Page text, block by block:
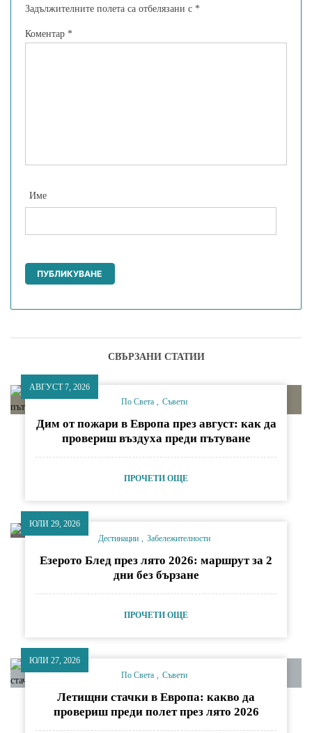
Задължителните полета са отбелязани с *
Коментар *
Име
СВЪРЗАНИ СТАТИИ
АВГУСТ 7, 2026
По Света
Съвети
Дим от пожари в Европа през август: как да
провериш въздуха преди пътуване
ПРОЧЕТИ ОЩЕ
ЮЛИ 29, 2026
Дестинации
Забележителности
Езерото Блед през лято 2026: маршрут за 2
дни без бързане
ПРОЧЕТИ ОЩЕ
ЮЛИ 27, 2026
По Света
Съвети
Летищни стачки в Европа: какво да
провериш преди полет през лято 2026